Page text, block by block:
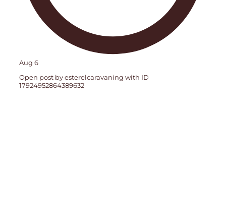
Aug 6
Open post by esterelcaravaning with ID
17924952864389632